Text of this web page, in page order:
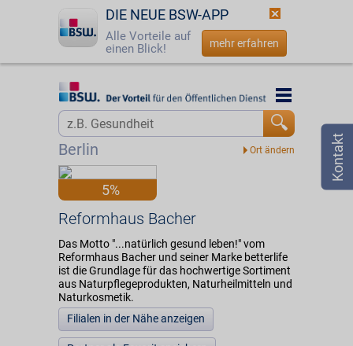
DIE NEUE BSW-APP
Alle Vorteile auf
einen Blick!
mehr erfahren
Startseite
Login
Berlin
Startseite
5%
Reformhaus Bacher
Das Motto "...natürlich gesund leben!" vom
Reformhaus Bacher und seiner Marke betterlife
ist die Grundlage für das hochwertige Sortiment
aus Naturpflegeprodukten, Naturheilmitteln und
Naturkosmetik.
Filialen in der Nähe anzeigen